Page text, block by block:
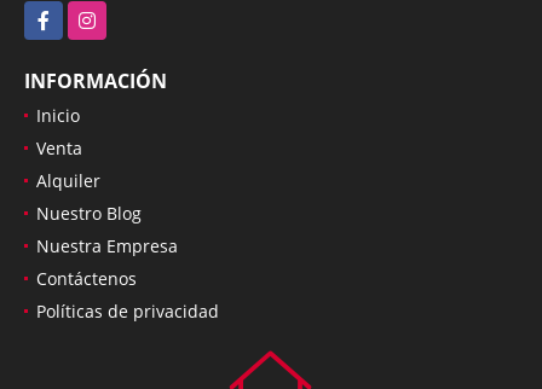
FacebookInstagram
INFORMACIÓN
Inicio
Venta
Alquiler
Nuestro Blog
Nuestra Empresa
Contáctenos
Políticas de privacidad